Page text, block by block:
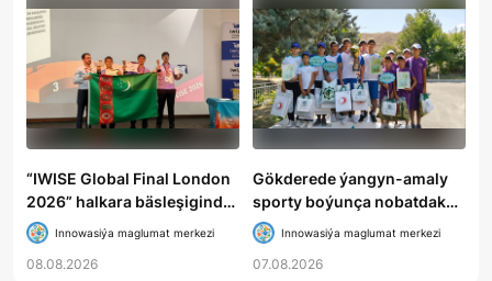
“IWISE Global Final London
2026” halkara bäsleşiginde
Türkmenistanyň mekdep
okuwçylary uly üstünlik
gazandylar
Innowasiýa maglumat merkezi
08.08.2026
Gökderede ýangyn-amaly
sporty boýunça nobatdaky
bäsleşik geçirildi
Innowasiýa maglumat merkezi
07.08.2026